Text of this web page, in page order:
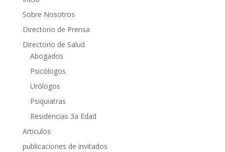
Sobre Nosotros
Directorio de Prensa
Directorio de Salud
Abogados
Psicólogos
Urólogos
Psiquiatras
Residencias 3a Edad
Articulos
publicaciones de invitados